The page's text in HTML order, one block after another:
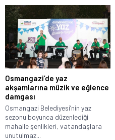
Osmangazi’de yaz
akşamlarına müzik ve eğlence
damgası
Osmangazi Belediyesi’nin yaz
sezonu boyunca düzenlediği
mahalle şenlikleri, vatandaşlara
unutulmaz...